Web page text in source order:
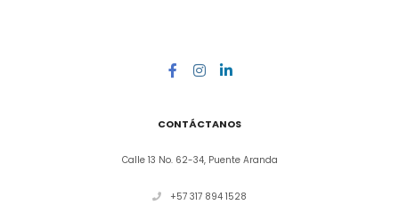
CONTÁCTANOS
Calle 13 No. 62-34, Puente Aranda
+57 317 894 1528